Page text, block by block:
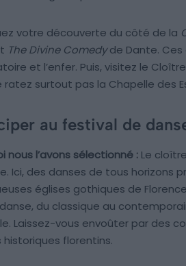
votre découverte du côté de la
The Divine Comedyde Dante. Ces
et l’enfer. Puis, visitez le
ratez surtout pas la Chapelle des
au festival de
nous l’avons sélectionné : Le
Ici, des danses de tous horizons
églises gothiques de
du classique au
Laissez-vous envoûter par des
historiques florentins.